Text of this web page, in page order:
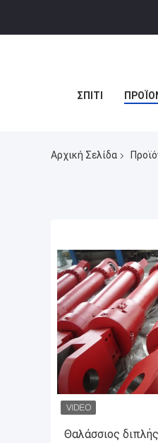
ΣΠΊΤΙ
Αρχική Σελίδα
Θαλάσσιος